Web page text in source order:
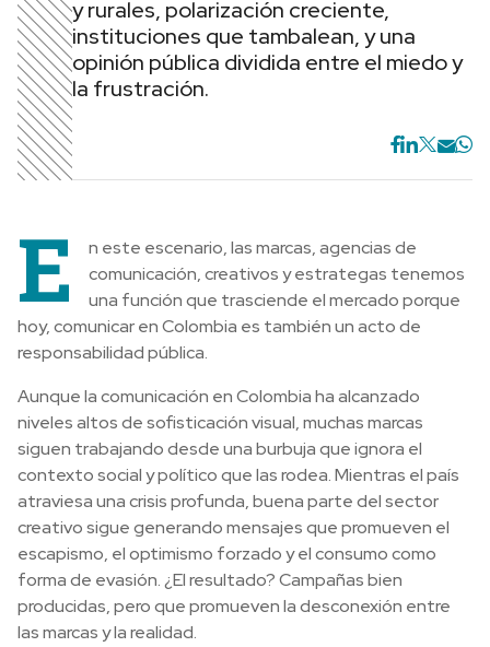
y rurales, polarización creciente,
instituciones que tambalean, y una
opinión pública dividida entre el miedo y
la frustración.
E
n este escenario, las marcas, agencias de
comunicación, creativos y estrategas tenemos
una función que trasciende el mercado porque
hoy, comunicar en Colombia es también un acto de
responsabilidad pública.
Aunque la comunicación en Colombia ha alcanzado
niveles altos de sofisticación visual, muchas marcas
siguen trabajando desde una burbuja que ignora el
contexto social y político que las rodea. Mientras el país
atraviesa una crisis profunda, buena parte del sector
creativo sigue generando mensajes que promueven el
escapismo, el optimismo forzado y el consumo como
forma de evasión. ¿El resultado? Campañas bien
producidas, pero que promueven la desconexión entre
las marcas y la realidad.